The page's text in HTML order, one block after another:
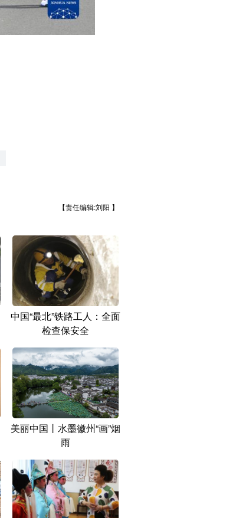
【责任编辑:刘阳 】
中国“最北”铁路工人：全面
检查保安全
美丽中国丨水墨徽州“画”烟
雨